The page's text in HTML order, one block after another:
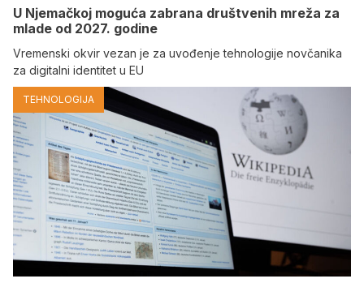
U Njemačkoj moguća zabrana društvenih mreža za
mlade od 2027. godine
Vremenski okvir vezan je za uvođenje tehnologije novčanika
za digitalni identitet u EU
TEHNOLOGIJA